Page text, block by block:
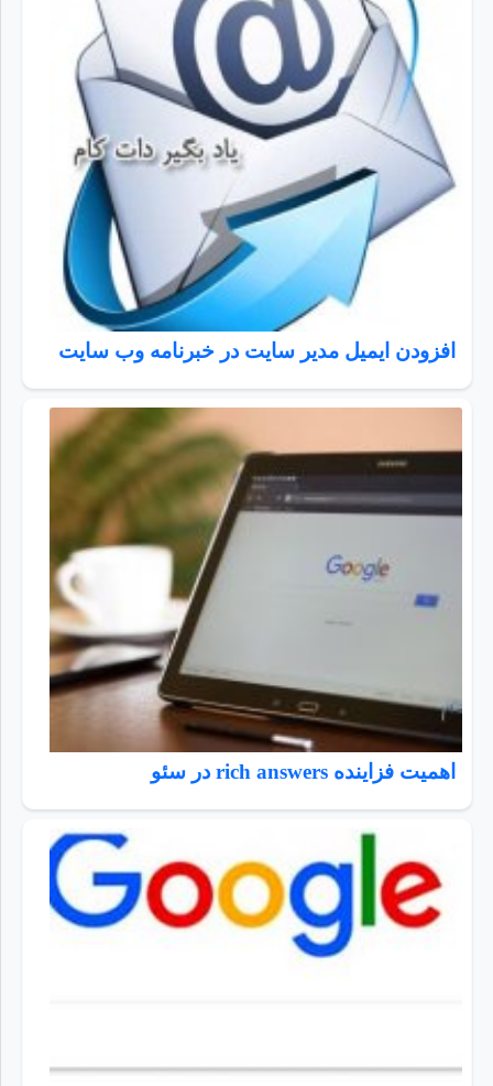
افزودن ایمیل مدیر سایت در خبرنامه وب سایت
اهمیت فزاینده rich answers در سئو